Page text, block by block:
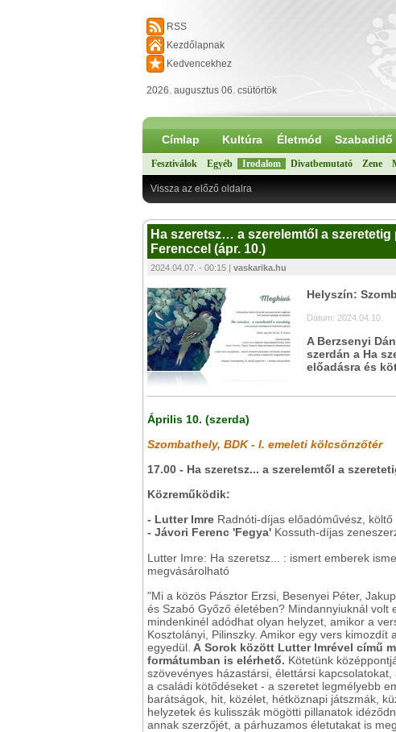
RSS
Kezdőlapnak
Kedvencekhez
2026. augusztus 06. csütörtök
Címlap Kultúra Életmód Szabadidő
Fesztiválok Egyéb Irodalom Divatbemutató Zene
Vissza az előző oldalra
Ha szeretsz… a szerelemtől a
Ferenccel (ápr. 10.)
2024.04.07. - 00:15 | vaskarika.hu
Helyszín:
Dátum: 2024.04.10.
A Berzsenyi
szerdán a Ha
előadásra és
Április 10. (szerda)
Szombathely, BDK - I. emeleti kölcsönzőtér
17.00 - Ha szeretsz... a szerelemtől a
Közreműködik:
- Lutter Imre Radnóti-díjas előadóművész, költő
- Jávori Ferenc 'Fegya' Kossuth-díjas
Lutter Imre: Ha szeretsz... : ismert emberek
megvásárolható
"Mi a közös Pásztor Erzsi, Besenyei Péter,
és Szabó Győző életében? Mindannyiuknál
mindenkinél adódhat olyan helyzet, amikor a
Kosztolányi, Pilinszky. Amikor egy vers
egyedül. A Sorok között Lutter Imrével című
formátumban is elérhető. Kötetünk
szövevényes házastársi, élettársi
a családi kötődéseket - a szeretet legmélyebb
barátságok, hit, közélet, hétköznapi játszmák,
helyzetek és kulisszák mögötti pillanatok
annak szerzőjét, a párhuzamos életutakat is